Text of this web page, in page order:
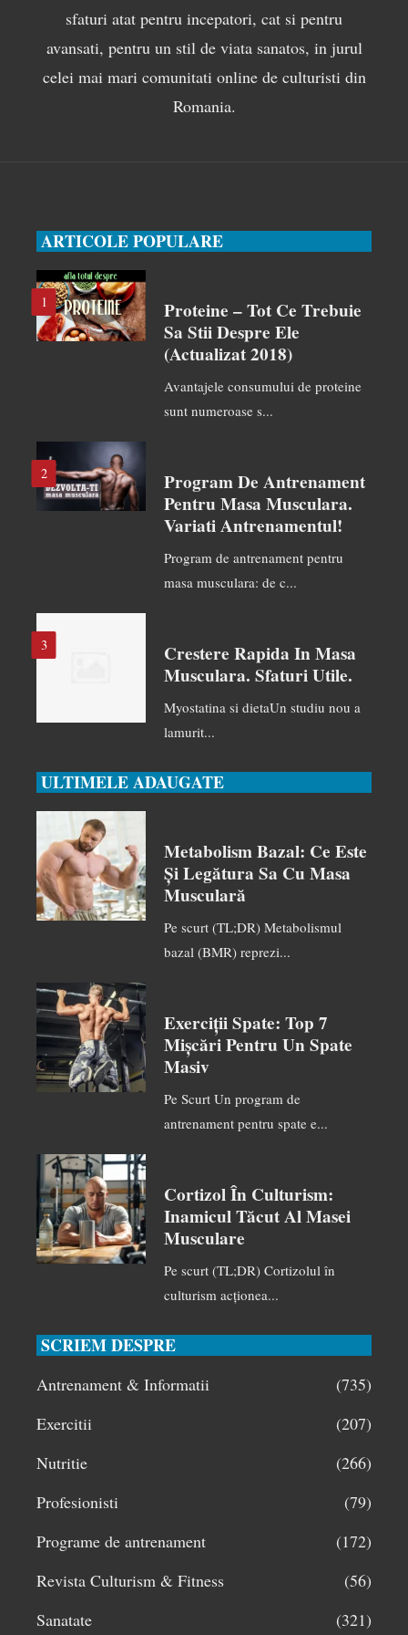
sfaturi atat pentru incepatori, cat si pentru
avansati, pentru un stil de viata sanatos, in jurul
celei mai mari comunitati online de culturisti din
Romania.
ARTICOLE POPULARE
1
Proteine – Tot Ce Trebuie
Sa Stii Despre Ele
(actualizat 2018)
Avantajele consumului de proteine
sunt numeroase s...
2
Program De Antrenament
Pentru Masa Musculara.
Variati Antrenamentul!
Program de antrenament pentru
masa musculara: de c...
3
Crestere Rapida In Masa
Musculara. Sfaturi Utile.
Myostatina si dietaUn studiu nou a
lamurit...
ULTIMELE ADAUGATE
Metabolism Bazal: Ce Este
Și Legătura Sa Cu Masa
Musculară
Pe scurt (TL;DR) Metabolismul
bazal (BMR) reprezi...
Exerciții Spate: Top 7
Mișcări Pentru Un Spate
Masiv
Pe Scurt Un program de
antrenament pentru spate e...
Cortizol În Culturism:
Inamicul Tăcut Al Masei
Musculare
Pe scurt (TL;DR) Cortizolul în
culturism acționea...
SCRIEM DESPRE
Antrenament & Informatii
(735)
Exercitii
(207)
Nutritie
(266)
Profesionisti
(79)
Programe de antrenament
(172)
Revista Culturism & Fitness
(56)
Sanatate
(321)